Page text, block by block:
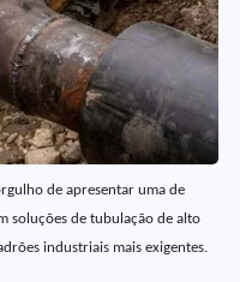
de apresentar uma de
soluções de tubulação de alto
industriais mais exigentes.